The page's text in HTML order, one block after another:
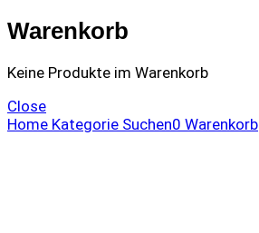
Warenkorb
Keine Produkte im Warenkorb
Close
Home Kategorie Suchen0 Warenkorb